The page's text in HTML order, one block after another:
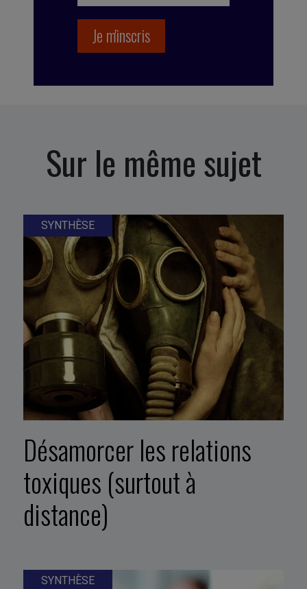
Sur le même sujet
SYNTHÈSE
Désamorcer les relations
toxiques (surtout à
distance)
SYNTHÈSE